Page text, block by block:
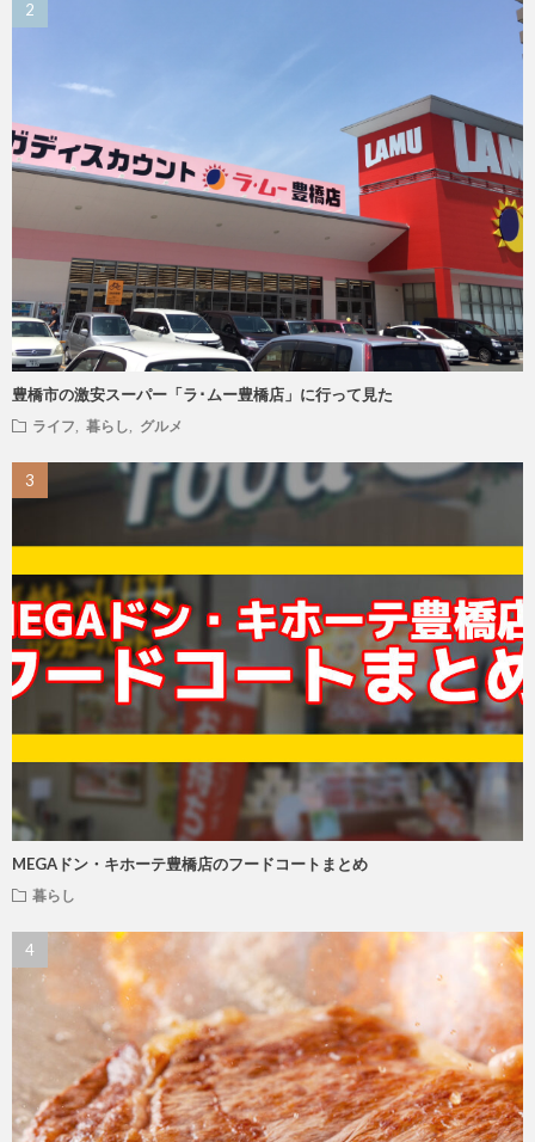
豊橋市の激安スーパー「ラ･ムー豊橋店」に行って見た
ライフ 暮らし グルメ
MEGAドン・キホーテ豊橋店のフードコートまとめ
暮らし